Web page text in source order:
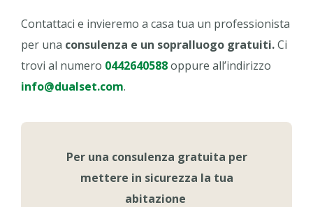
Contattaci e invieremo a casa tua un professionista
per una consulenza e un sopralluogo gratuiti.Ci
trovi al numero 0442640588oppure all’indirizzo
info@dualset.com.
Per una consulenza gratuita per
mettere in sicurezza la tua
abitazione